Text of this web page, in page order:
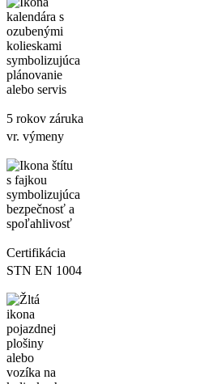
5 rokov záruka
vr. výmeny
Certifikácia
STN EN 1004